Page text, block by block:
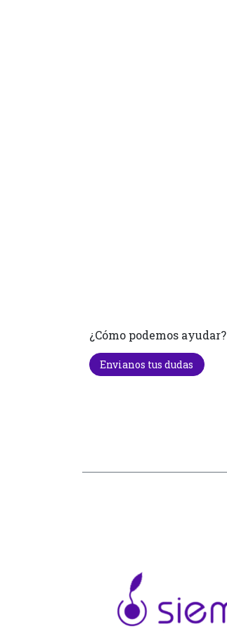
¿Cómo podemos ayudar?
Envianos tus dudas